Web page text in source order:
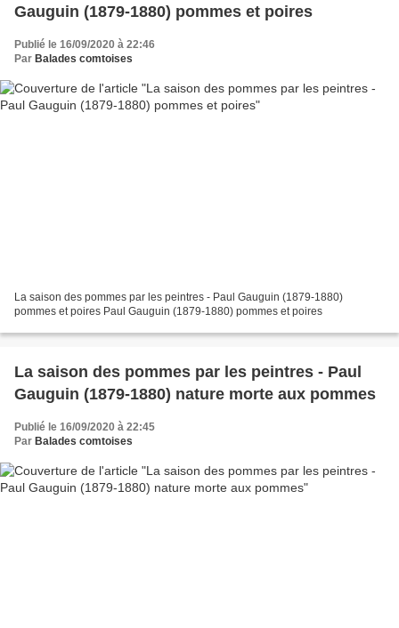
Gauguin (1879-1880) pommes et poires
Publié le 16/09/2020 à 22:46
Par Balades comtoises
La saison des pommes par les peintres - Paul Gauguin (1879-1880)
pommes et poires Paul Gauguin (1879-1880) pommes et poires
La saison des pommes par les peintres - Paul
Gauguin (1879-1880) nature morte aux pommes
Publié le 16/09/2020 à 22:45
Par Balades comtoises